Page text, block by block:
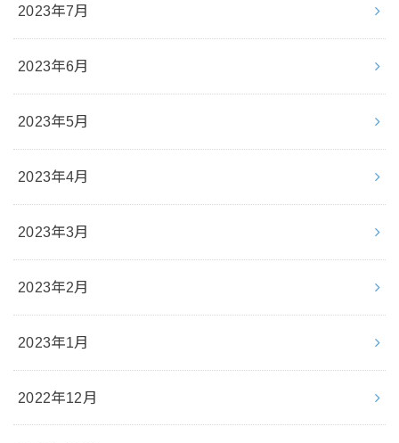
2023年7月
2023年6月
2023年5月
2023年4月
2023年3月
2023年2月
2023年1月
2022年12月